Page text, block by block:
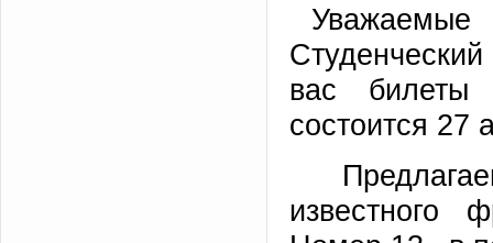
вас билеты
состоится 27
известного